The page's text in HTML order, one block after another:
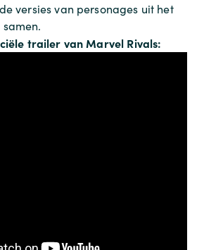
versies van personages uit het
trailer van Marvel Rivals: